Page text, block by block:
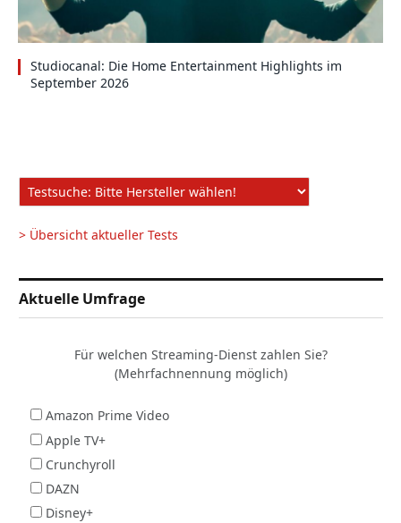
Studiocanal: Die Home Entertainment Highlights im
September 2026
> Übersicht aktueller Tests
Aktuelle Umfrage
Für welchen Streaming-Dienst zahlen Sie?
(Mehrfachnennung möglich)
Amazon Prime Video
Apple TV+
Crunchyroll
DAZN
Disney+